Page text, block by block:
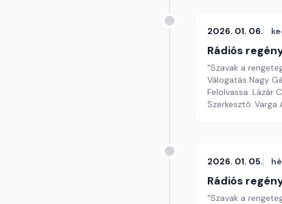
2026. 01. 06.
Rádiós
"Szavak a
Válogatás Nagy
Felolvassa: Lázár
Szerkesztő: Varga
2026. 01. 05.
Rádiós
"Szavak a